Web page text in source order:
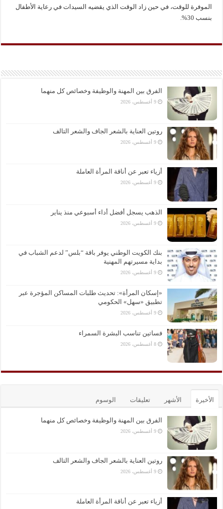
الموفرة للوقت، في حين زاد الوقت الذي يقضيه السيدات في رعاية الأطفال
بنسب 30%.
الفرق بين المهنة والوظيفة وخصائص كل منهما
9 أغسطس، 2026
روتين العناية بالشعر الجاف والشعر التالف
9 أغسطس، 2026
أزياء تعبر عن أناقة المرأة العاملة
9 أغسطس، 2026
الذهب يسجل أفضل أداء أسبوعي منذ يناير
9 أغسطس، 2026
بنك الكويت الوطني يوفر باقة “بلس” لدعم الشباب في
بداية مسيرتهم المهنية
9 أغسطس، 2026
«إسكان المرأة»: تحديث طلبات المساكن المؤجرة عبر
تطبيق «سهل» الحكومي
9 أغسطس، 2026
فساتين تناسب البشرة السمراء
8 أغسطس، 2026
الأخيرة الأشهر تعليقات الوسوم
الفرق بين المهنة والوظيفة وخصائص كل منهما
9 أغسطس، 2026
روتين العناية بالشعر الجاف والشعر التالف
9 أغسطس، 2026
أزياء تعبر عن أناقة المرأة العاملة